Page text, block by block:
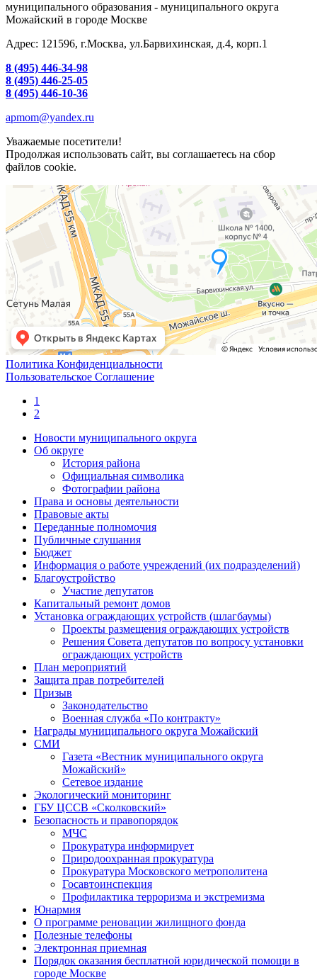
муниципального образования - муниципального округа
Можайский в городе Москве
Адрес: 121596, г.Москва, ул.Барвихинская, д.4, корп.1
8 (495) 446-34-98
8 (495) 446-25-05
8 (495) 446-10-36
apmom@yandex.ru
Уважаемые посетители!
Продолжая использовать сайт, вы соглашаетесь на сбор
файлов cookie.
Политика Конфиденциальности
Пользовательское Соглашение
1
2
Новости муниципального округа
Об округе
История района
Официальная символика
Фотографии района
Права и основы деятельности
Правовые акты
Переданные полномочия
Публичные слушания
Бюджет
Информация о работе учреждений (их подразделений)
Благоустройство
Участие депутатов
Капитальный ремонт домов
Установка ограждающих устройств (шлагбаумы)
Проекты размещения ограждающих устройств
Решения Совета депутатов по вопросу установки
ограждающих устройств
План мероприятий
Защита прав потребителей
Призыв
Законодательство
Военная служба «По контракту»
Награды муниципального округа Можайский
СМИ
Газета «Вестник муниципального округа
Можайский»
Сетевое издание
Экологический мониторинг
ГБУ ЦССВ «Сколковский»
Безопасность и правопорядок
МЧС
Прокуратура информирует
Природоохранная прокуратура
Прокуратура Московского метрополитена
Госавтоинспекция
Профилактика терроризма и экстремизма
Юнармия
О программе реновации жилищного фонда
Полезные телефоны
Электронная приемная
Порядок оказания бесплатной юридической помощи в
городе Москве